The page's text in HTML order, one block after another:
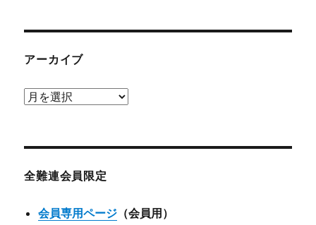
アーカイブ
ア
ブ
全難連会員限定
会員専用ページ （会員用）